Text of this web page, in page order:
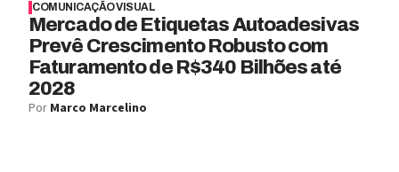
COMUNICAÇÃO VISUAL
Mercado de Etiquetas Autoadesivas
Prevê Crescimento Robusto com
Faturamento de R$340 Bilhões até
2028
Por Marco Marcelino